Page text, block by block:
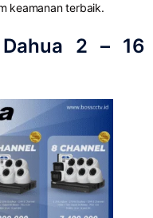
keamanan terbaik.
2 – 16